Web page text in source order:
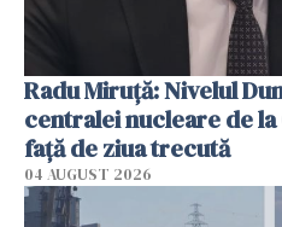
Radu Miruţă: Nivelul
centralei nucleare de
faţă de ziua trecută
04 AUGUST 2026